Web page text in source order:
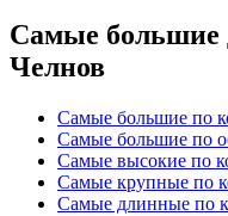
Самые большие
Челнов
Самые большие по
Самые большие по
Самые высокие по
Самые крупные по
Самые длинные по